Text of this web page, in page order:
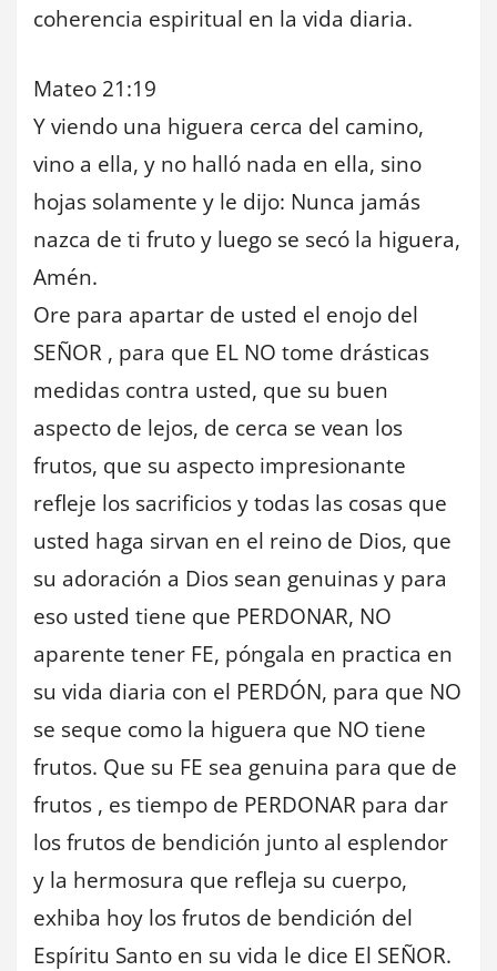
coherencia espiritual en la vida diaria.
Mateo 21:19
Y viendo una higuera cerca del camino,
vino a ella, y no halló nada en ella, sino
hojas solamente y le dijo: Nunca jamás
nazca de ti fruto y luego se secó la higuera,
Amén.
Ore para apartar de usted el enojo del
SEÑOR , para que EL NO tome drásticas
medidas contra usted, que su buen
aspecto de lejos, de cerca se vean los
frutos, que su aspecto impresionante
refleje los sacrificios y todas las cosas que
usted haga sirvan en el reino de Dios, que
su adoración a Dios sean genuinas y para
eso usted tiene que PERDONAR, NO
aparente tener FE, póngala en practica en
su vida diaria con el PERDÓN, para que NO
se seque como la higuera que NO tiene
frutos. Que su FE sea genuina para que de
frutos , es tiempo de PERDONAR para dar
los frutos de bendición junto al esplendor
y la hermosura que refleja su cuerpo,
exhiba hoy los frutos de bendición del
Espíritu Santo en su vida le dice El SEÑOR.